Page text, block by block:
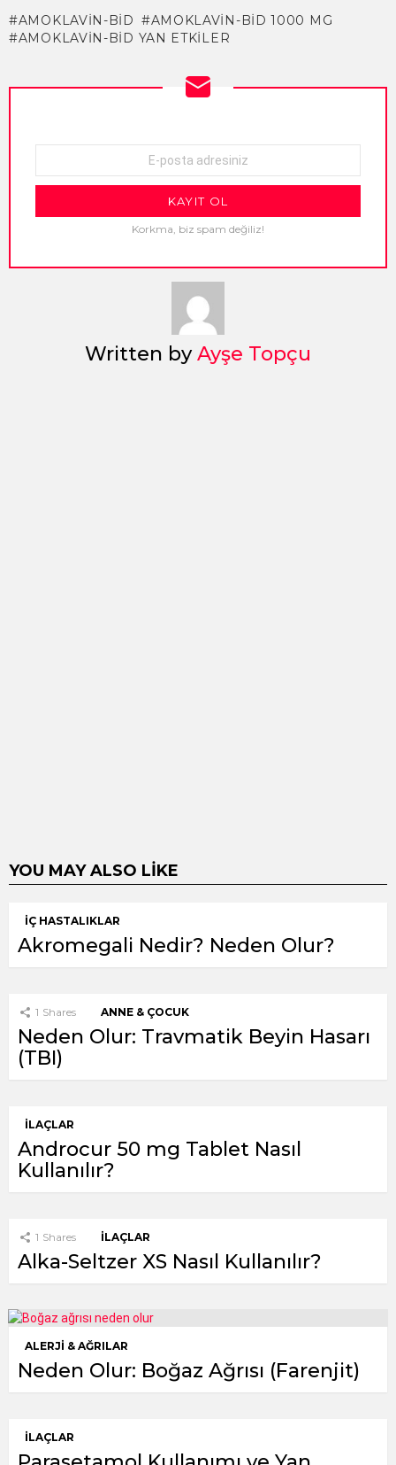
AMOKLAVİN-BİD
AMOKLAVİN-BİD 1000 MG
AMOKLAVİN-BİD YAN ETKILER
NEWSLETTER
adresi:
Korkma, biz spam değiliz!
Written byAyşe Topçu
YOU MAY ALSO LIKE
İÇ HASTALIKLAR
Akromegali Nedir? Neden Olur?
1 Shares ANNE & ÇOCUK
Neden Olur: Travmatik Beyin Hasarı
(TBI)
İLAÇLAR
Androcur 50 mg Tablet Nasıl
Kullanılır?
1 Shares İLAÇLAR
Alka-Seltzer XS Nasıl Kullanılır?
ALERJI & AĞRILAR
Neden Olur: Boğaz Ağrısı (Farenjit)
İLAÇLAR